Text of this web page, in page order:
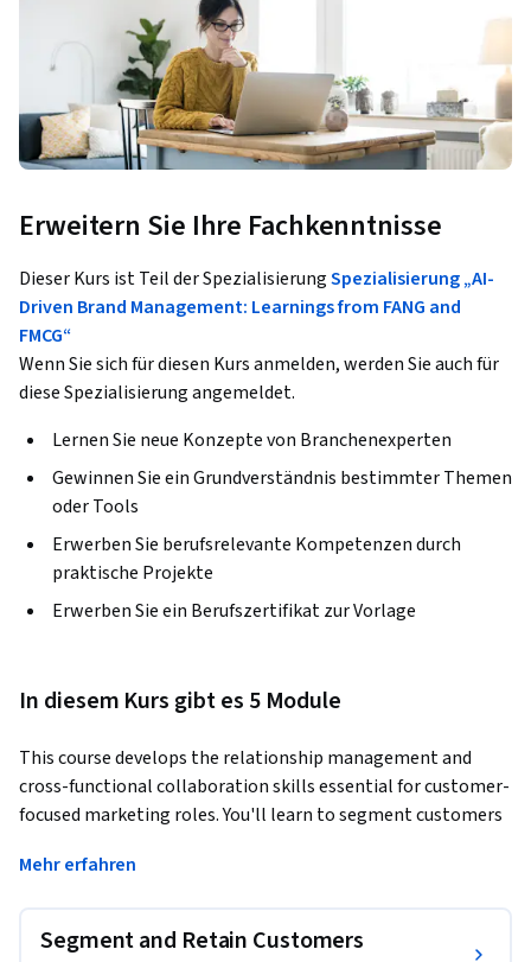
Erweitern Sie Ihre Fachkenntnisse
Dieser Kurs ist Teil der SpezialisierungSpezialisierung „AI-
Driven Brand Management: Learnings from FANG and
FMCG“
Wenn Sie sich für diesen Kurs anmelden, werden Sie auch für
diese Spezialisierung angemeldet.
Lernen Sie neue Konzepte von Branchenexperten
Gewinnen Sie ein Grundverständnis bestimmter Themen
oder Tools
Erwerben Sie berufsrelevante Kompetenzen durch
praktische Projekte
Erwerben Sie ein Berufszertifikat zur Vorlage
In diesem Kurs gibt es 5 Module
This course develops the relationship management and
cross-functional collaboration skills essential for customer-
focused marketing roles. You'll learn to segment customers
and conduct cohort analysis to identify churn drivers. By the
brainstorms, communicate campaign progress to
Mehr erfahren
Segment and Retain Customers